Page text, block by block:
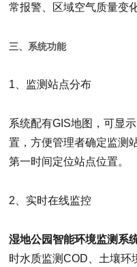
常报警、区域空气质量变
三、系统功能
1、监测站点分布
系统配有GIS地图，可显
置，方便管理者确定监测
第一时间定位站点位置。
2、实时在线监控
湿地公园智能环境监测系
时水质监测COD、土壤环